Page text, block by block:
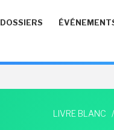
DOSSIERS
LIVRE BLANC /